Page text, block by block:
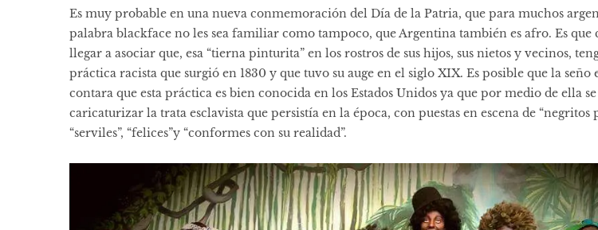
Es muy probable en una nueva conmemoración del Día de la Patria, que para muchos
palabra blackface no les sea familiar como tampoco, que Argentina también es afro. Es que
llegar a asociar que, esa “tierna pinturita” en los rostros de sus hijos, sus nietos y vecinos,
práctica racista que surgió en 1830 y que tuvo su auge en el siglo XIX. Es posible que la seño
contara que esta práctica es bien conocida en los Estados Unidos ya que por medio de ella
caricaturizar la trata esclavista que persistía en la época, con puestas en escena de “negritos
“serviles”, “felices”y “conformes con su realidad”.